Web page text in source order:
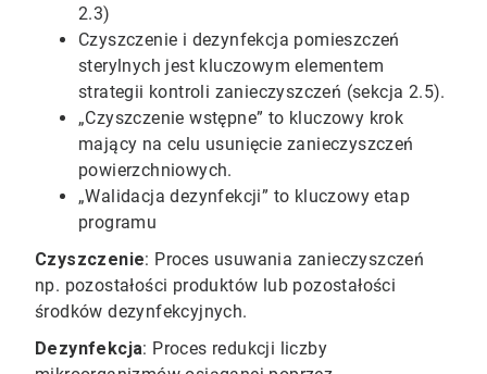
2.3)
Czyszczenie i dezynfekcja pomieszczeń
sterylnych jest kluczowym elementem
strategii kontroli zanieczyszczeń (sekcja 2.5).
„Czyszczenie wstępne” to kluczowy krok
mający na celu usunięcie zanieczyszczeń
powierzchniowych.
„Walidacja dezynfekcji” to kluczowy etap
programu
Czyszczenie: Proces usuwania zanieczyszczeń
np. pozostałości produktów lub pozostałości
środków dezynfekcyjnych.
Dezynfekcja: Proces redukcji liczby